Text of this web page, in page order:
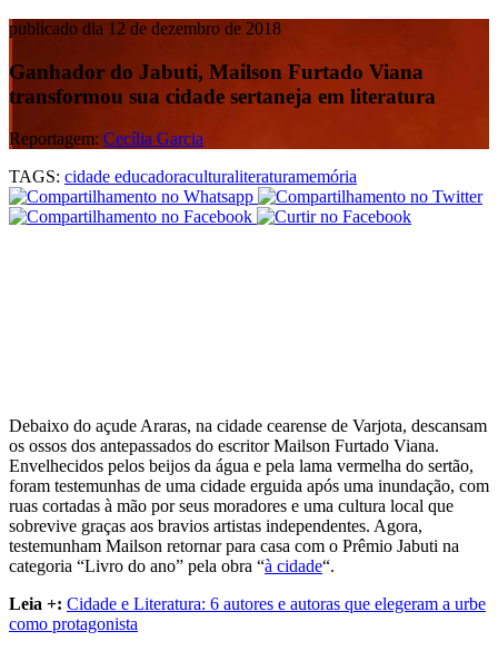
publicado dia 12 de dezembro de 2018
Ganhador do Jabuti, Mailson Furtado Viana
transformou sua cidade sertaneja em literatura
Reportagem: Cecília Garcia
TAGS: cidade educadoraculturaliteraturamemória
Debaixo do açude Araras, na cidade cearense de Varjota, descansam
os ossos dos antepassados do escritor Mailson Furtado Viana.
Envelhecidos pelos beijos da água e pela lama vermelha do sertão,
foram testemunhas de uma cidade erguida após uma inundação, com
ruas cortadas à mão por seus moradores e uma cultura local que
sobrevive graças aos bravios artistas independentes. Agora,
testemunham Mailson retornar para casa com o Prêmio Jabuti na
categoria “Livro do ano” pela obra “à cidade“.
Leia +: Cidade e Literatura: 6 autores e autoras que elegeram a urbe
como protagonista